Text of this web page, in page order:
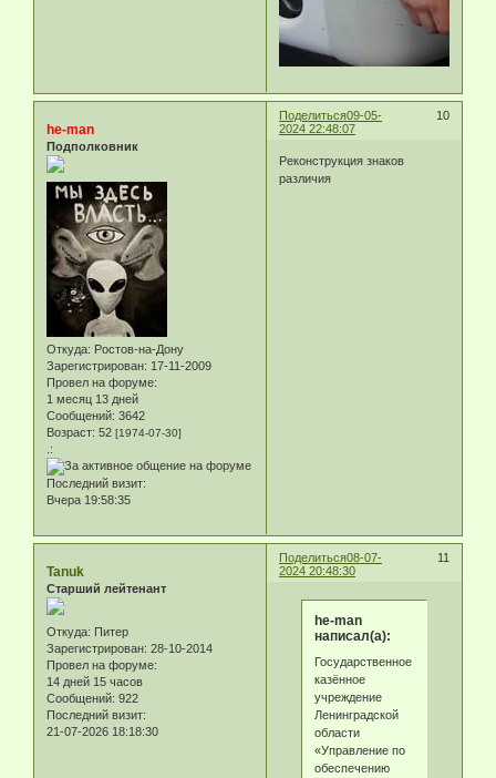
Поделиться 10
09-05-
2024 22:48:07
he-man
Подполковник
Откуда: Ростов-на-Дону
Зарегистрирован: 17-11-2009
Провел на форуме:
1 месяц 13 дней
Сообщений: 3642
Возраст: 52 [1974-07-30]
.:
Последний визит:
Вчера 19:58:35
Реконструкция знаков
различия
Поделиться 11
08-07-
2024 20:48:30
Tanuk
Старший лейтенант
Откуда: Питер
Зарегистрирован: 28-10-2014
Провел на форуме:
14 дней 15 часов
Сообщений: 922
Последний визит:
21-07-2026 18:18:30
he-man
написал(а):
Государственное
казённое
учреждение
Ленинградской
области
«Управление по
обеспечению